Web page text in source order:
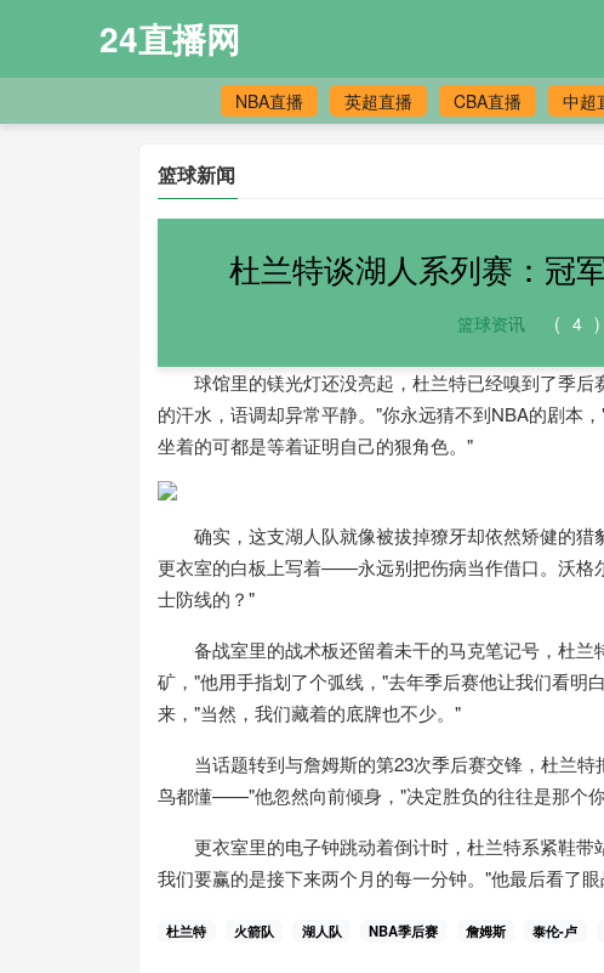
24直播网
NBA直播 英超直播 CBA直播 中超
篮球新闻
杜兰特谈湖人系列赛：冠
篮球资讯 ( 4 )
球馆里的镁光灯还没亮起，杜兰特已经嗅到了季后
的汗水，语调却异常平静。"你永远猜不到NBA的剧本
坐着的可都是等着证明自己的狠角色。"
确实，这支湖人队就像被拔掉獠牙却依然矫健的猎
更衣室的白板上写着——永远别把伤病当作借口。沃格
士防线的？"
备战室里的战术板还留着未干的马克笔记号，杜兰
矿，"他用手指划了个弧线，"去年季后赛他让我们看明
来，"当然，我们藏着的底牌也不少。"
当话题转到与詹姆斯的第23次季后赛交锋，杜兰特
鸟都懂——"他忽然向前倾身，"决定胜负的往往是那个
更衣室里的电子钟跳动着倒计时，杜兰特系紧鞋带
我们要赢的是接下来两个月的每一分钟。"他最后看了
杜兰特 火箭队 湖人队 NBA季后赛 詹姆斯 泰伦-卢